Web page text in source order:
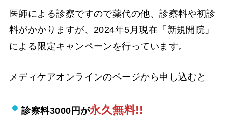
医師による診察ですので薬代の他、診察料や初診
料がかかりますが、2024年5月現在「新規開院」
による限定キャンペーンを行っています。
メディケアオンラインのページから申し込むと
診察料3000円が永久無料!!